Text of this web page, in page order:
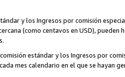
y los Ingresos por comisión
(como centavos en USD),
estándar y los Ingresos por
mes calendario en el que se hayan